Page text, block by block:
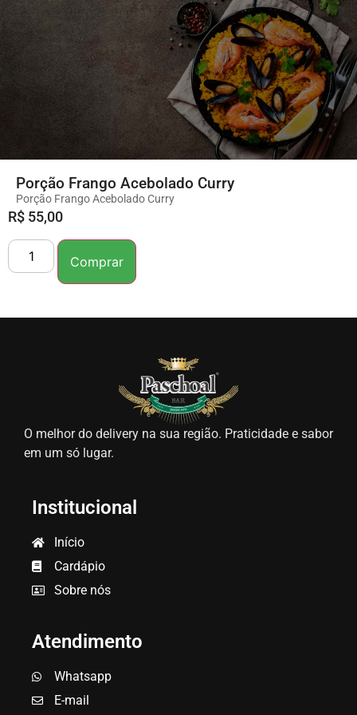
Porção Frango Acebolado Curry
Porção Frango Acebolado Curry
R$ 55,00
Comprar
O melhor do delivery na sua região. Praticidade e sabor
em um só lugar.
Institucional
Início
Cardápio
Sobre nós
Atendimento
Whatsapp
E-mail